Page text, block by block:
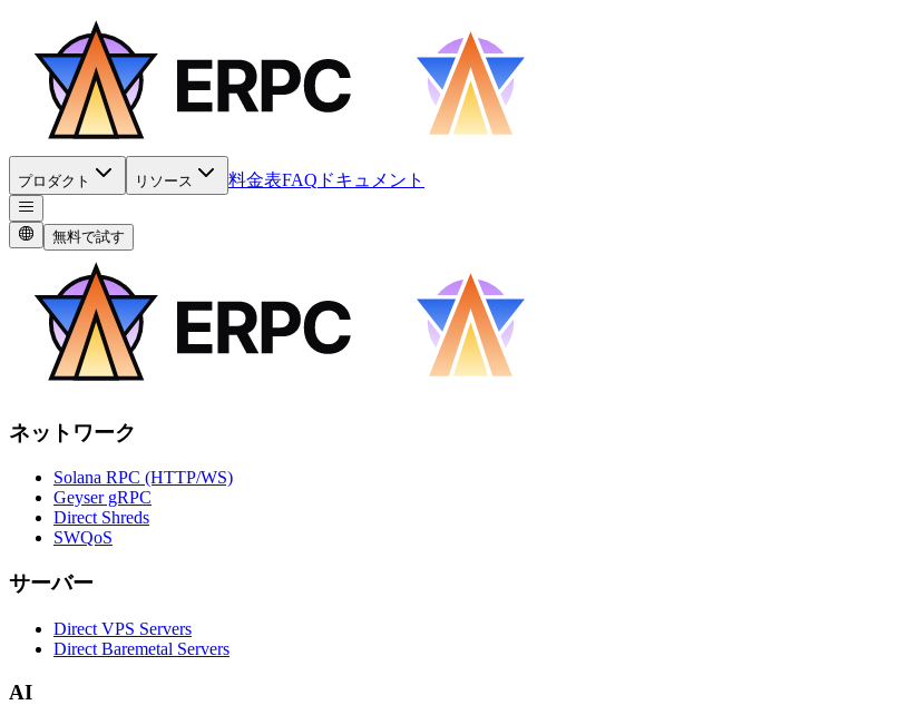
プロダクト リソース 料金表FAQ ドキュメント
無料で試す
ネットワーク
Solana RPC (HTTP/WS)
Geyser gRPC
Direct Shreds
SWQoS
サーバー
Direct VPS Servers
Direct Baremetal Servers
AI